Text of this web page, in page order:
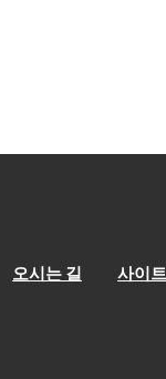
오시는 길 사이